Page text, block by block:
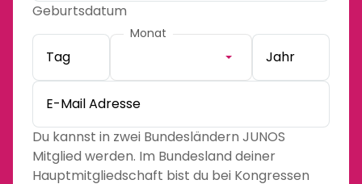
Geburtsdatum
Tag
Monat
Jahr
E-Mail Adresse
Du kannst in zwei Bundesländern JUNOS
Mitglied werden. Im Bundesland deiner
Hauptmitgliedschaft bist du bei Kongressen